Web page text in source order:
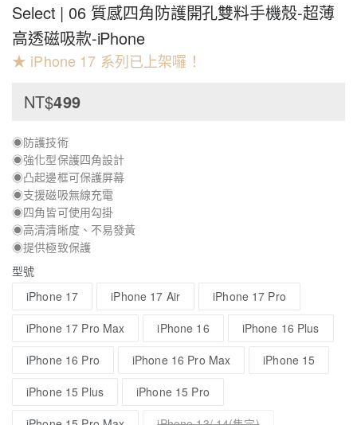
Select | 06 質感四角防護開孔雙料手機殼-超薄
高透磁吸款-iPhone
★ iPhone 17 系列已上架囉！
NT$499
◉防護技術
◉強化型保護四角設計
◉凸起邊框可保護屏幕
◉支援磁吸無線充電
◉四角皆可使用勾掛
◉高清清晰度、不易發黃
◉提供極致保護
型號
iPhone 17
iPhone 17 Air
iPhone 17 Pro
iPhone 17 Pro Max
iPhone 16
iPhone 16 Plus
iPhone 16 Pro
iPhone 16 Pro Max
iPhone 15
iPhone 15 Plus
iPhone 15 Pro